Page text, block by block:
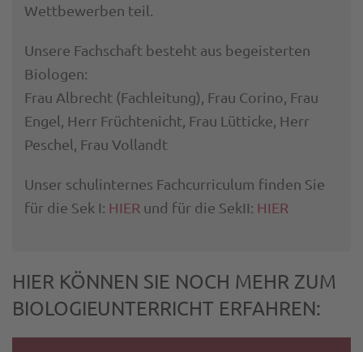
Wettbewerben teil.
Unsere Fachschaft besteht aus begeisterten
Biologen:
Frau Albrecht (Fachleitung), Frau Corino, Frau
Engel, Herr Früchtenicht, Frau Lütticke, Herr
Peschel, Frau Vollandt
Unser schulinternes Fachcurriculum finden Sie
für die Sek I: HIER und für die SekII: HIER
HIER KÖNNEN SIE NOCH MEHR ZUM
BIOLOGIEUNTERRICHT ERFAHREN: